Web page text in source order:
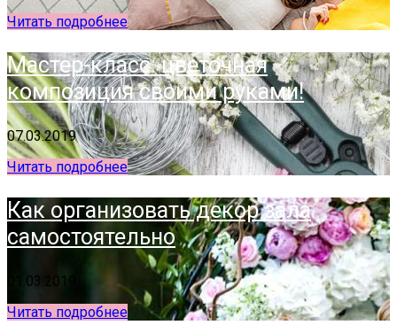
Читать подробнее
Мастер-класс: цветочная
композиция своими руками!
07.03.2019
Читать подробнее
Как организовать декор зала
самостоятельно
01.03.2019
Читать подробнее